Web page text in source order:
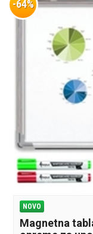
-64%
NOVO
Magnetna